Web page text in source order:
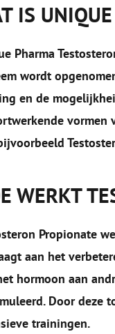
IS
Pharma
wordt
en de
vormen
WERKT
Propionate
aan het
hormoon aan
Door deze
trainingen.